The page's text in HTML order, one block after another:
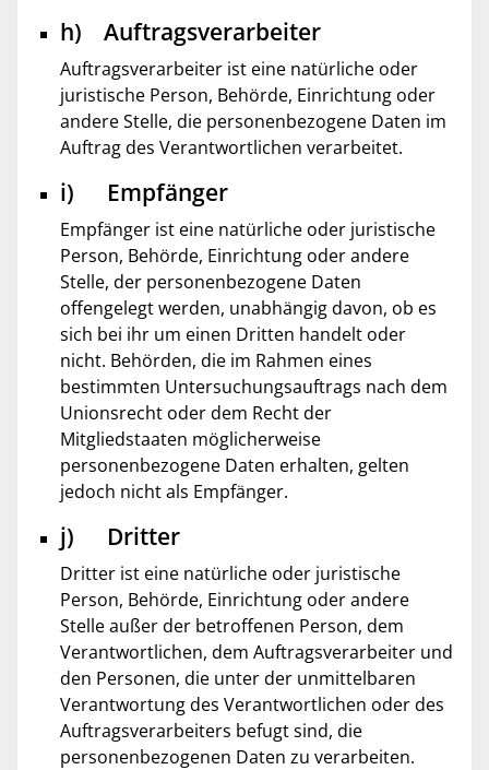
h) Auftragsverarbeiter
Auftragsverarbeiter ist eine natürliche oder
juristische Person, Behörde, Einrichtung oder
andere Stelle, die personenbezogene Daten im
Auftrag des Verantwortlichen verarbeitet.
i) Empfänger
Empfänger ist eine natürliche oder juristische
Person, Behörde, Einrichtung oder andere
Stelle, der personenbezogene Daten
offengelegt werden, unabhängig davon, ob es
sich bei ihr um einen Dritten handelt oder
nicht. Behörden, die im Rahmen eines
bestimmten Untersuchungsauftrags nach dem
Unionsrecht oder dem Recht der
Mitgliedstaaten möglicherweise
personenbezogene Daten erhalten, gelten
jedoch nicht als Empfänger.
j) Dritter
Dritter ist eine natürliche oder juristische
Person, Behörde, Einrichtung oder andere
Stelle außer der betroffenen Person, dem
Verantwortlichen, dem Auftragsverarbeiter und
den Personen, die unter der unmittelbaren
Verantwortung des Verantwortlichen oder des
Auftragsverarbeiters befugt sind, die
personenbezogenen Daten zu verarbeiten.